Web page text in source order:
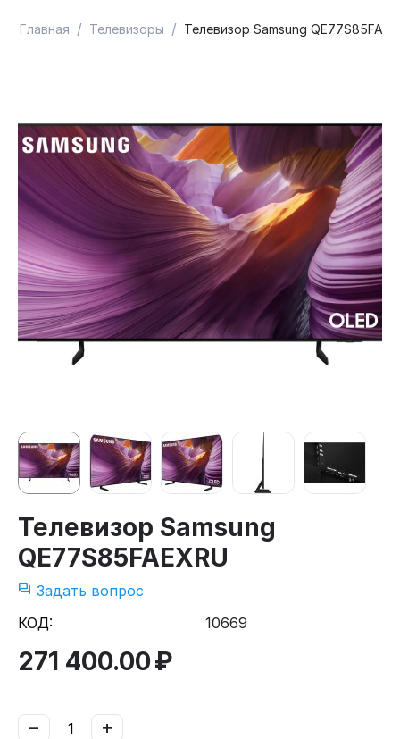
Главная / Телевизоры / Телевизор Samsung
Телевизор Samsung
QE77S85FAEXRU
Задать вопрос
КОД:
10669
271 400.00₽
+
−